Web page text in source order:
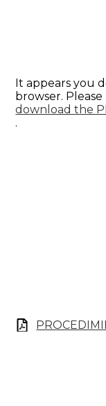
It appears you
browser. Please
download the
.